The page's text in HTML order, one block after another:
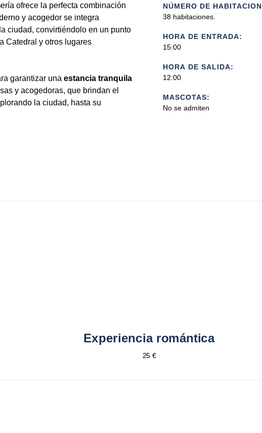
ofrece la perfecta combinación
y acogedor se integra
ciudad, convirtiéndolo en un punto
Catedral y otros lugares
garantizar una estancia tranquila
y acogedoras, que brindan el
la ciudad, hasta su
NÚMERO DE
38 habitaciones.
HORA DE ENTRADA:
15:00
HORA DE SALIDA:
12:00
MASCOTAS:
No se admiten
Experiencia romántica
25 €